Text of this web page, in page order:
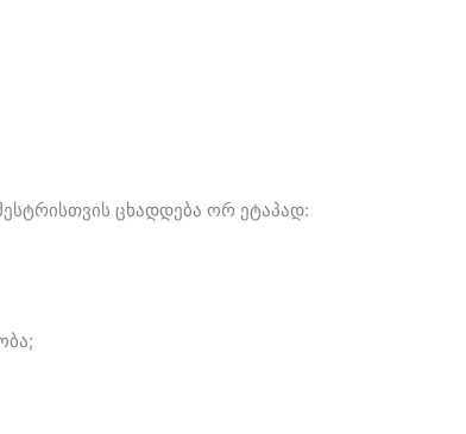
ცხადდება ორ ეტაპად: